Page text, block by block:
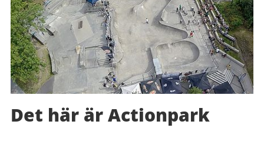
Det här är Actionpark